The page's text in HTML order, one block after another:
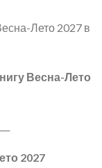
Лето 2027 в
Весна-Лето
2027